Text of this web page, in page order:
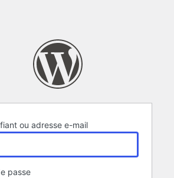
ou adresse e-mail
passe